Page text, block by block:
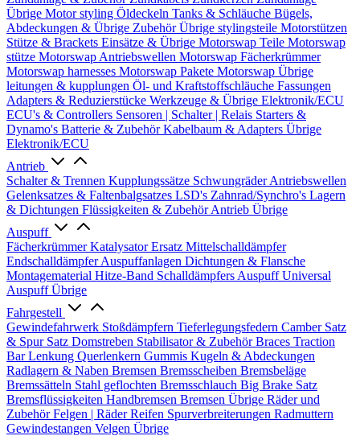
Übrige Motor styling Öldeckeln Tanks & Schläuche Bügels,
Abdeckungen & Übrige ZubehörÜbrige stylingsteile Motorstützen
Stütze & Brackets Einsätze & Übrige Motorswap Teile Motorswap
stütze Motorswap Antriebswellen Motorswap Fächerkrümmer
Motorswap harnesses Motorswap Pakete Motorswap Übrige
leitungen & kupplungen Öl- und Kraftstoffschläuche Fassungen
Adapters & Reduzierstücke Werkzeuge & Übrige Elektronik/ECU
ECU's & Controllers Sensoren | Schalter | Relais Starters &
Dynamo's Batterie & ZubehörKabelbaum & Adapters Übrige
Elektronik/ECU
Antrieb
Schalter & Trennen Kupplungssätze SchwungräderAntriebswellen
Gelenksatzes & Faltenbalgsatzes LSD's Zahnrad/Synchro's Lagern
& Dichtungen Flüssigkeiten & ZubehörAntrieb Übrige
Auspuff
FächerkrümmerKatalysator Ersatz Mittelschalldämpfer
EndschalldämpferAuspuffanlagen Dichtungen & Flansche
Montagematerial Hitze-Band Schalldämpfers Auspuff Universal
Auspuff Übrige
Fahrgestell
Gewindefahrwerk Stoßdämpfern Tieferlegungsfedern Camber Satz
& Spur Satz Domstreben Stabilisator & ZubehörBraces Traction
BarLenkung Querlenkern Gummis Kugeln & Abdeckungen
Radlagern & Naben Bremsen Bremsscheiben Bremsbeläge
Bremssätteln Stahl geflochten Bremsschlauch Big Brake Satz
Bremsflüssigkeiten Handbremsen Bremsen Übrige Räder und
ZubehörFelgen | RäderReifen Spurverbreiterungen Radmuttern
Gewindestangen Velgen Übrige